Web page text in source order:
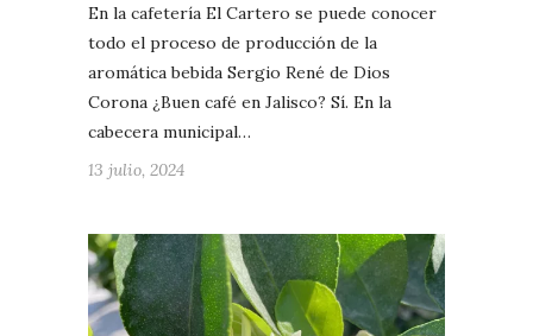
En la cafetería El Cartero se puede conocer
todo el proceso de producción de la
aromática bebida Sergio René de Dios
Corona ¿Buen café en Jalisco? Sí. En la
cabecera municipal…
13 julio, 2024